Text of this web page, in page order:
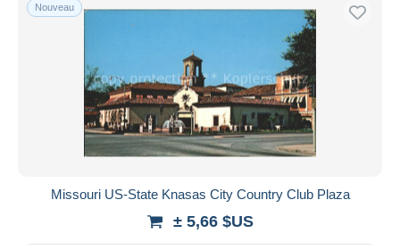
Nouveau
Missouri US-State Knasas City Country Club Plaza
± 5,66 $US